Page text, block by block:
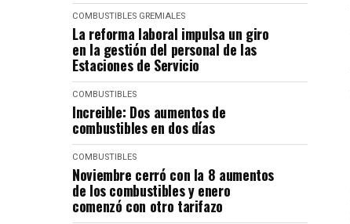
COMBUSTIBLES GREMIALES
La reforma laboral impulsa un giro
en la gestión del personal de las
Estaciones de Servicio
COMBUSTIBLES
Increible: Dos aumentos de
combustibles en dos días
COMBUSTIBLES
Noviembre cerró con la 8 aumentos
de los combustibles y enero
comenzó con otro tarifazo